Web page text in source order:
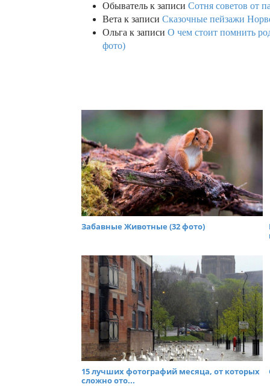
Обыватель к записи Сотня советов от
Вета к записи Сказочные пейзажи
Ольга к записи О чем стоит помнить
фото)
Забавные Животные (32 фото)
15 лучших фотографий месяца, от которых
сложно ото...